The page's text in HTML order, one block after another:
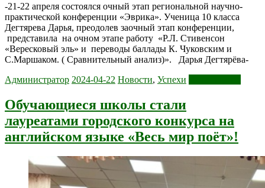
-21-22 апреля состоялся очный этап региональной научно-
практической конференции «Эврика». Ученица 10 класса
Дегтярева Дарья, преодолев заочный этап конференции,
представила на очном этапе работу «Р.Л. Стивенсон
«Вересковый эль» и переводы баллады К. Чуковским и
С.Маршаком. ( Сравнительный анализ)». Дарья Дегтярёва-
Администратор 2024-04-22 Новости, Успехи
Обучающиеся школы стали
лауреатами городского конкурса на
английском языке «Весь мир поёт»!